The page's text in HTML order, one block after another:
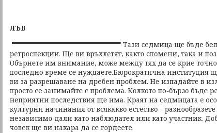
ЛЪВ
Тази седмица ще бъде
ретроспекции. Ще ви връхлетят, както спомени, така и
Обърнете им внимание, може между тях да се крие точно
последно време се нуждаете.Бюрократична институция
ви за разрешаване на дребен проблем. Не изпадайте в
просто се занимайте с проблема. Колкото по-бързо бъде
неприятни последствия ще има. Краят на седмицата е
културни начинания от всякакво естество -
независимо дали като наблюдател или като участник.
човек ще ви накара да се гордеете.